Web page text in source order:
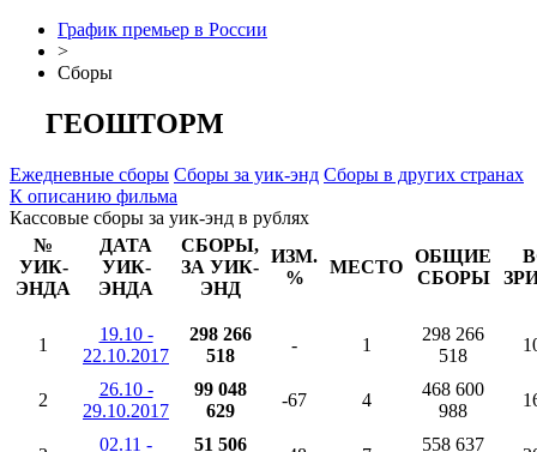
График премьер в России
>
Сборы
ГЕОШТОРМ
Ежедневные сборы Сборы за уик-энд Сборы в других странах
К описанию фильма
Кассовые сборы за уик-энд в рублях
№
УИК-
ЭНДА
ДАТА
УИК-
ЭНДА
СБОРЫ,
ЗА УИК-
ЭНД
ИЗМ.
%
МЕСТО
ОБЩИЕ
СБОРЫ
1
19.10 -
22.10.2017
298 266
518
- 1
298 266
518
2
26.10 -
29.10.2017
99 048
629
-67 4
468 600
988
02.11 - 51 506 558 637